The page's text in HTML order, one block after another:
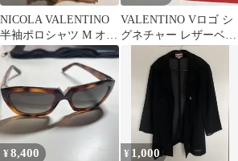
NICOLA VALENTINO
半袖ポロシャツ M オレ
ンジ 鹿の子 レトロ
VALENTINO Vロゴ シ
グネチャー レザーベル
ト 黒 4cm
¥8,400 ¥ 1,000